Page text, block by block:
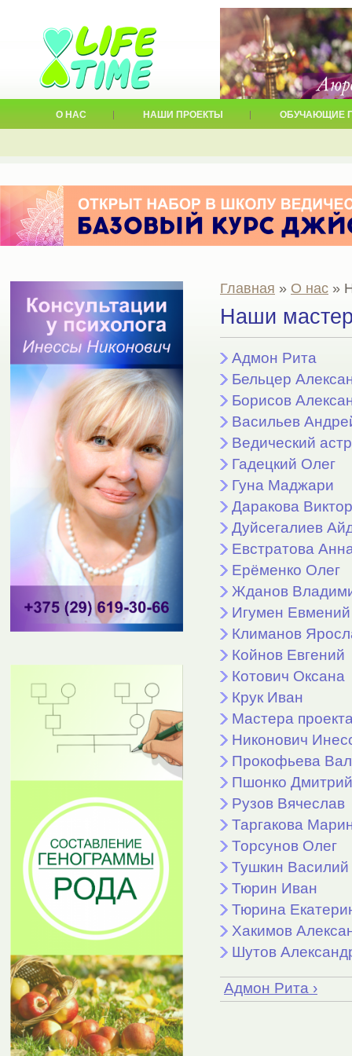
О НАС НАШИ ПРОЕКТЫ ОБУЧАЮЩИЕ
Главная » О нас »
Наши
Адмон Рита
Бельцер
Борисов
Васильев
Ведический
Гадецкий Олег
Гуна Маджари
Даракова
Дуйсегалиев
Евстратова
Ерёменко Олег
Жданов
Игумен
Климанов
Койнов Евгений
Котович Оксана
Крук Иван
Мастера
Никонович
Прокофьева
Пшонко Дмитрий
Рузов Вячеслав
Таргакова
Торсунов Олег
Тушкин
Тюрин Иван
Тюрина
Хакимов
Шутов
Адмон Рита ›